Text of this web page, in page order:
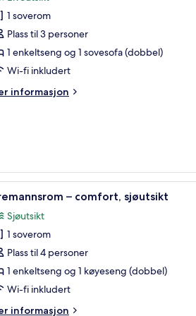
1 soverom
Plass til 3 personer
1 enkeltseng og 1 sovesofa (dobbel)
Wi-fi inkludert
informasjon
fi (inkludert) og sengetøy
2 – comfort, sjøutsikt
Sjøutsikt
1 soverom
Plass til 4 personer
1 enkeltseng og 1 køyeseng (dobbel)
Wi-fi inkludert
informasjon